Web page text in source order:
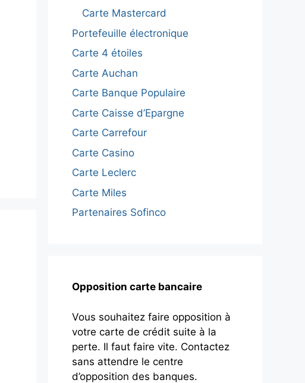
Carte Mastercard
Portefeuille électronique
Carte 4 étoiles
Carte Auchan
Carte Banque Populaire
Carte Caisse d’Epargne
Carte Carrefour
Carte Casino
Carte Leclerc
Carte Miles
Partenaires Sofinco
Opposition carte bancaire
Vous souhaitez faire opposition à
votre carte de crédit suite à la
perte. Il faut faire vite. Contactez
sans attendre le centre
d’opposition des banques.